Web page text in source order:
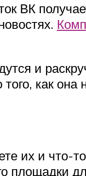
ВК
и
как
их и что-
площадки